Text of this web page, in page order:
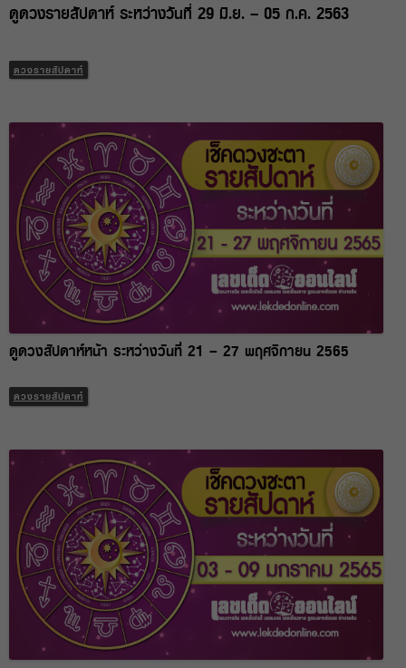
ดูดวงรายสัปดาห์ ระหว่างวันที่ 29 มิ.ย. – 05 ก.ค. 2563
ดวงรายสัปดาห์
ดูดวงสัปดาห์หน้า ระหว่างวันที่ 21 – 27 พฤศจิกายน 2565
ดวงรายสัปดาห์